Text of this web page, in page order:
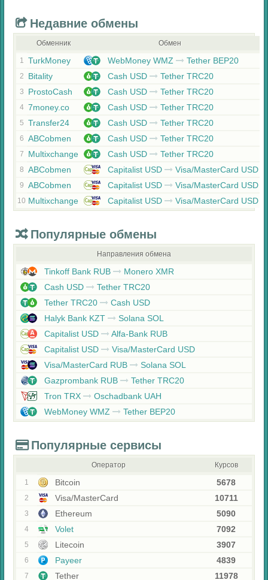
Недавние обмены
Обменник Обмен
1 TurkMoney WebMoney WMZ Tether BEP20
2 Bitality Cash USD Tether TRC20
3 ProstoCash Cash USD Tether TRC20
4 7money.co Cash USD Tether TRC20
5 Transfer24 Cash USD Tether TRC20
6 ABCobmen Cash USD Tether TRC20
7 Multixchange Cash USD Tether TRC20
8 ABCobmen Capitalist USD Visa/MasterCard USD
9 ABCobmen Capitalist USD Visa/MasterCard USD
10 Multixchange Capitalist USD Visa/MasterCard USD
Популярные обмены
Направления обмена
Tinkoff Bank RUB
Monero XMR
Cash USD
Tether TRC20
Tether TRC20
Cash USD
Halyk Bank KZT
Solana SOL
Capitalist USD
Alfa-Bank RUB
Capitalist USD
Visa/MasterCard USD
Visa/MasterCard RUB
Solana SOL
Gazprombank RUB
Tether TRC20
Tron TRX
Oschadbank UAH
WebMoney WMZ
Tether BEP20
Популярные сервисы
Оператор Курсов
1 Bitcoin 5678
2 Visa/MasterCard 10711
3 Ethereum 5090
4 Volet 7092
5 Litecoin 3907
6 Payeer 4839
7 Tether 11978